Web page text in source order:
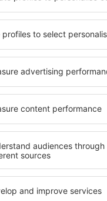
Silver, in modo
alle sue esigenze.
oppure un
economica?
un alloggio per
desiderata e
di pagamento e le
si trovano proprio
ma anche un po' più
per una vacanza più
di riposo quando c'è
un hotel per te e inizia
o un viaggio d'affari!